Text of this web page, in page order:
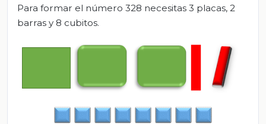
Para formar el número 328 necesitas 3 placas, 2
barras y 8 cubitos.